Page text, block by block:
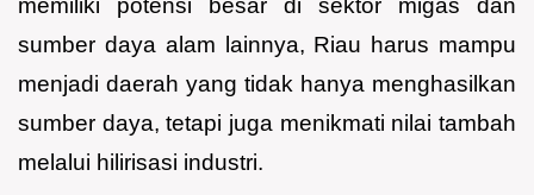
memiliki potensi besar di sektor migas dan
sumber daya alam lainnya, Riau harus mampu
menjadi daerah yang tidak hanya menghasilkan
sumber daya, tetapi juga menikmati nilai tambah
melalui hilirisasi industri.